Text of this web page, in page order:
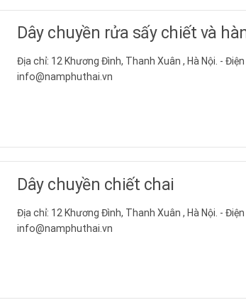
Dây chuyền rửa sấy chiết và
Địa chỉ: 12 Khương Đình, Thanh Xuân , Hà Nội. -
info@namphuthai.vn
Dây chuyền chiết chai
Địa chỉ: 12 Khương Đình, Thanh Xuân , Hà Nội. -
info@namphuthai.vn